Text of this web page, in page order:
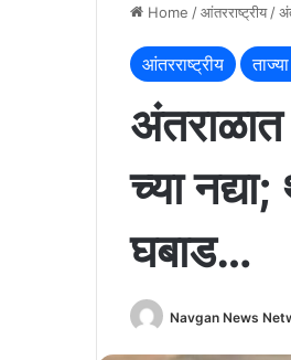
Home /आंतरराष्ट्रीय /
आंतरराष्ट्रीय
च्या
घबाड…
Navgan News